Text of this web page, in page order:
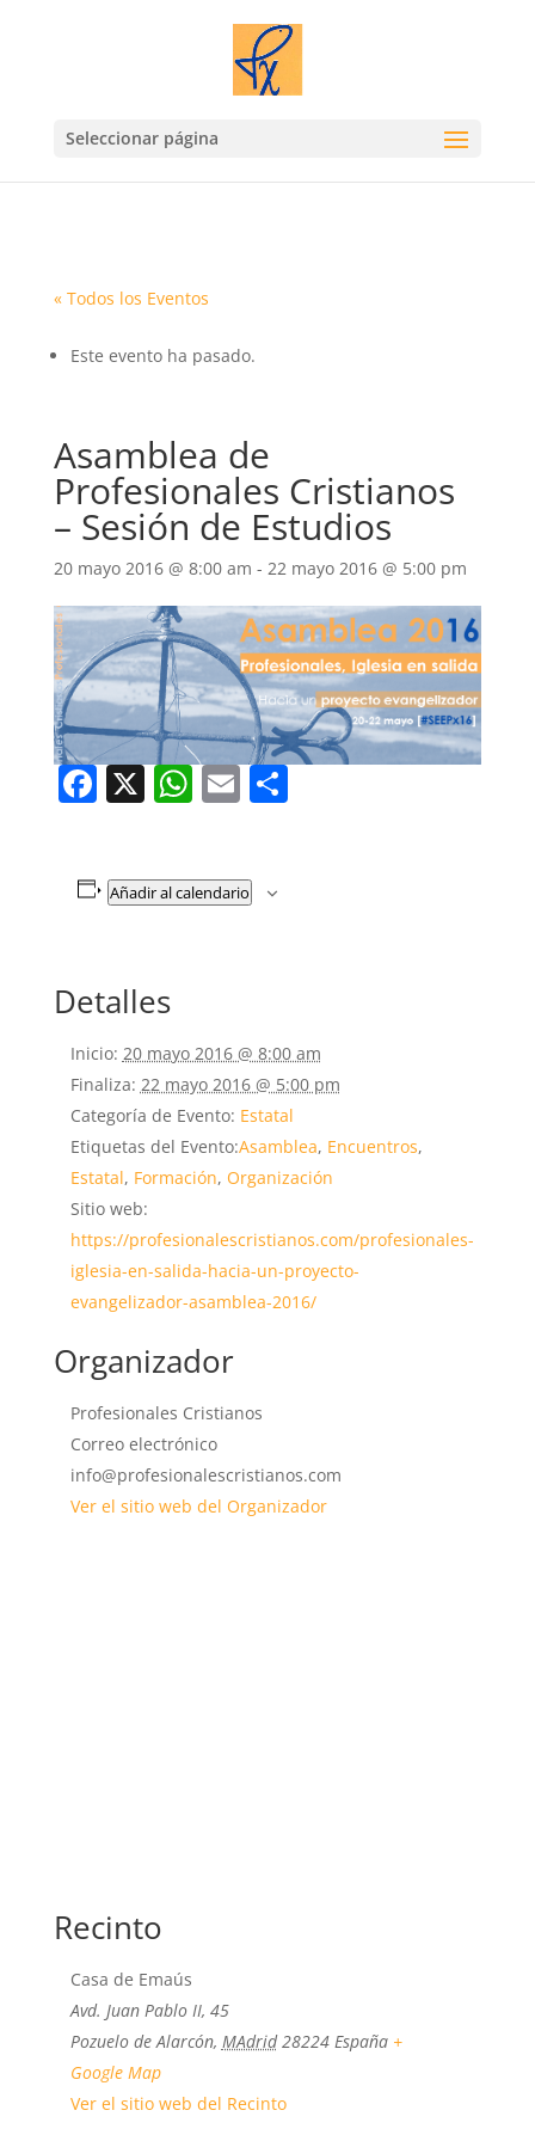
Seleccionar página
« Todos los Eventos
Este evento ha pasado.
Asamblea de
Profesionales Cristianos
– Sesión de Estudios
20 mayo 2016 @ 8:00 am - 22 mayo 2016 @ 5:00 pm
Facebook
X WhatsApp
EmailCompartir
Añadir al calendario
Detalles
Inicio: 20 mayo 2016 @ 8:00 am
Finaliza: 22 mayo 2016 @ 5:00 pm
Categoría de Evento: Estatal
Etiquetas del Evento:Asamblea, Encuentros,
Estatal, Formación, Organización
Sitio web:
https://profesionalescristianos.com/profesionales-
iglesia-en-salida-hacia-un-proyecto-
evangelizador-asamblea-2016/
Organizador
Profesionales Cristianos
Correo electrónico
info@profesionalescristianos.com
Ver el sitio web del Organizador
Recinto
Casa de Emaús
Avd. Juan Pablo II, 45
Pozuelo de Alarcón, MAdrid 28224 España +
Google Map
Ver el sitio web del Recinto